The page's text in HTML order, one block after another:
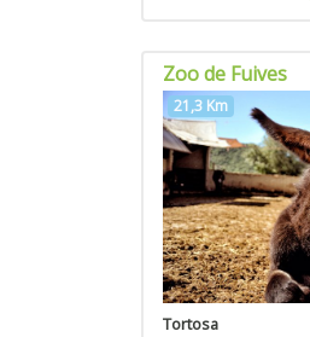
Zoo de Fuives
21,3 Km
Tortosa